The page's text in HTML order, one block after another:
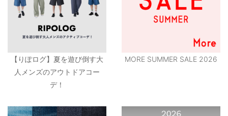
【りぽログ】夏を遊び倒す大
人メンズのアウトドアコー
デ！
MORE SUMMER SALE 2026